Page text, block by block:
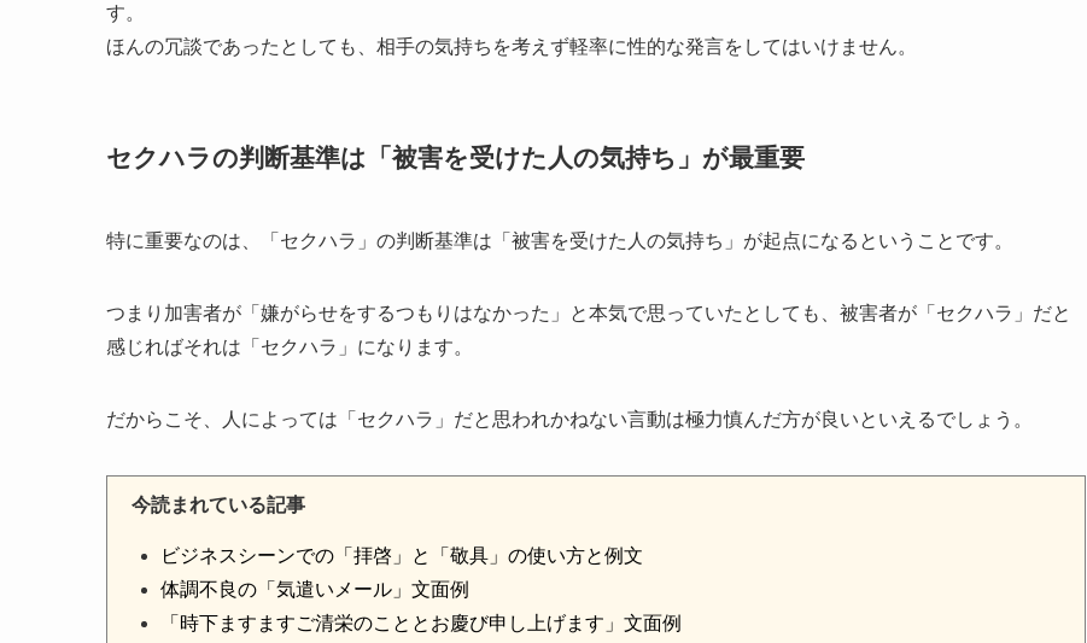
す。
ほんの冗談であったとしても、相手の気持ちを考えず軽率に性的な発言をしてはいけません。
セクハラの判断基準は「被害を受けた人の気持ち」が最重要
特に重要なのは、「セクハラ」の判断基準は「被害を受けた人の気持ち」が起点になるということです。
つまり加害者が「嫌がらせをするつもりはなかった」と本気で思っていたとしても、被害者が「セクハラ」だと
感じればそれは「セクハラ」になります。
だからこそ、人によっては「セクハラ」だと思われかねない言動は極力慎んだ方が良いといえるでしょう。
今読まれている記事
ビジネスシーンでの「拝啓」と「敬具」の使い方と例文
体調不良の「気遣いメール」文面例
「時下ますますご清栄のこととお慶び申し上げます」文面例